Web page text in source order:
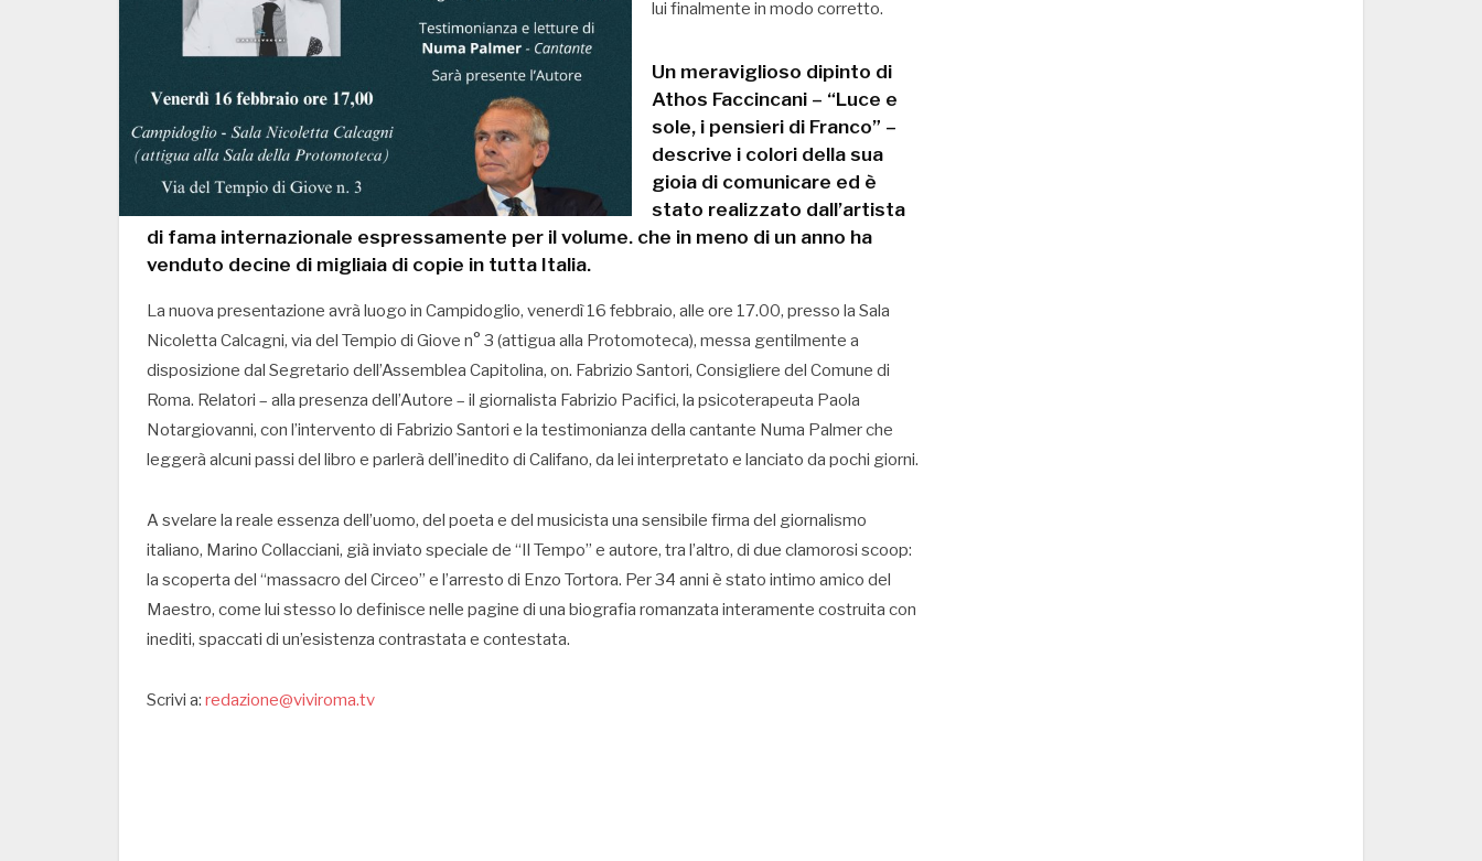
lui finalmente in modo corretto.
Un meraviglioso dipinto di
Athos Faccincani – “Luce e
sole, i pensieri di Franco” –
descrive i colori della sua
gioia di comunicare ed è
stato realizzato dall’artista
di fama internazionale espressamente per il volume. che in meno di un anno ha
venduto decine di migliaia di copie in tutta Italia.
La nuova presentazione avrà luogo in Campidoglio, venerdì 16 febbraio, alle ore 17.00, presso la Sala
Nicoletta Calcagni, via del Tempio di Giove n° 3 (attigua alla Protomoteca), messa gentilmente a
disposizione dal Segretario dell’Assemblea Capitolina, on. Fabrizio Santori, Consigliere del Comune di
Roma. Relatori – alla presenza dell’Autore – il giornalista Fabrizio Pacifici, la psicoterapeuta Paola
Notargiovanni, con l’intervento di Fabrizio Santori e la testimonianza della cantante Numa Palmer che
leggerà alcuni passi del libro e parlerà dell’inedito di Califano, da lei interpretato e lanciato da pochi giorni.
A svelare la reale essenza dell’uomo, del poeta e del musicista una sensibile firma del giornalismo
italiano, Marino Collacciani, già inviato speciale de “Il Tempo” e autore, tra l’altro, di due clamorosi scoop:
la scoperta del “massacro del Circeo” e l’arresto di Enzo Tortora. Per 34 anni è stato intimo amico del
Maestro, come lui stesso lo definisce nelle pagine di una biografia romanzata interamente costruita con
inediti, spaccati di un’esistenza contrastata e contestata.
Scrivi a: redazione@viviroma.tv